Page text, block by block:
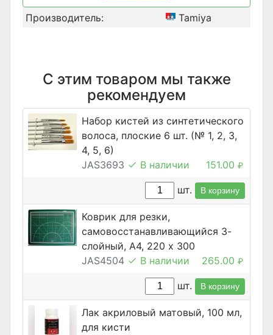
Производитель: Tamiya
С этим товаром мы также
рекомендуем
Набор кистей из синтетического
волоса, плоские 6 шт. (№ 1, 2, 3,
4, 5, 6)
JAS3693
В наличии 151.00 ₽
шт. В корзину
Коврик для резки,
самовосстанавливающийся 3-
слойный, А4, 220 х 300
JAS4504
В наличии 265.00 ₽
шт. В корзину
Лак акриловый матовый, 100 мл,
для кисти